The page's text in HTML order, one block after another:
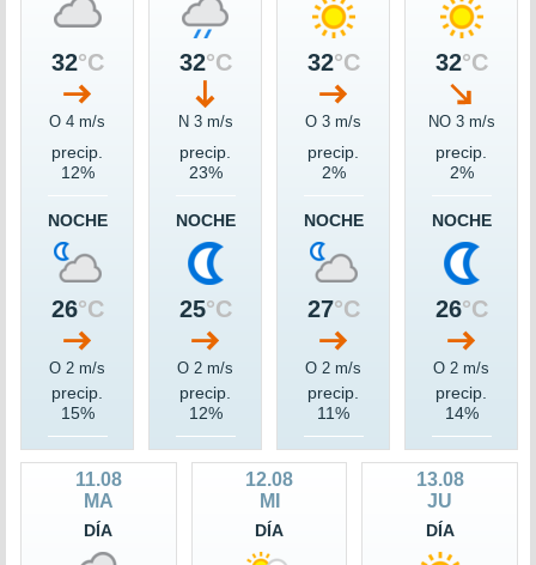
32°C
O 4 m/s
precip.
12%
NOCHE
26°C
O 2 m/s
precip.
15%
32°C
N 3 m/s
precip.
23%
NOCHE
25°C
O 2 m/s
precip.
12%
32°C
O 3 m/s
precip.
2%
NOCHE
27°C
O 2 m/s
precip.
11%
32°C
NO 3 m/s
precip.
2%
NOCHE
26°C
O 2 m/s
precip.
14%
11.08
MA
DÍA
12.08
MI
DÍA
13.08
JU
DÍA